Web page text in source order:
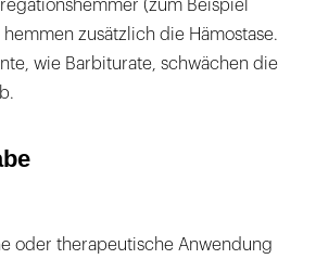
(zum Beispiel
zusätzlich die Hämostase.
wie Barbiturate, schwächen die
oder therapeutische Anwendung